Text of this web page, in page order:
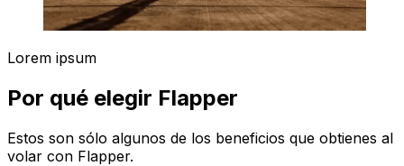
Lorem ipsum
Por qué elegir Flapper
Estos son sólo algunos de los beneficios que obtienes al
volar con Flapper.